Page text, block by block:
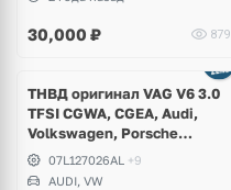
30,000 ₽ 879
ТНВД оригинал VAG V6 3.0
TFSI CGWA, CGEA, Audi,
Volkswagen, Porsche
Cayenne S Hybrid
07L127026AL
+9
AUDI, VW